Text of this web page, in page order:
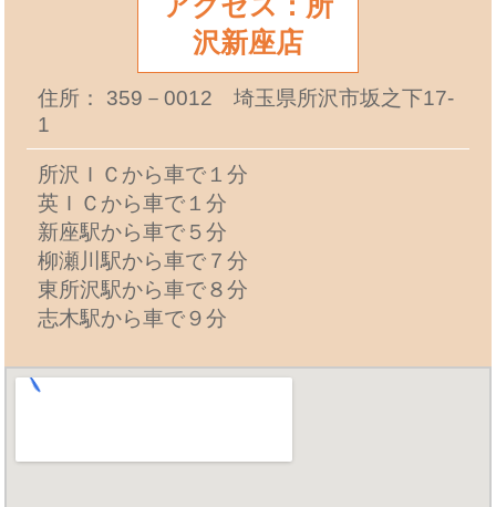
沢新座店
住所： 359－0012 埼玉県所沢市坂之下17-
1
所沢ＩＣから車で１分
英ＩＣから車で１分
新座駅から車で５分
柳瀬川駅から車で７分
東所沢駅から車で８分
志木駅から車で９分